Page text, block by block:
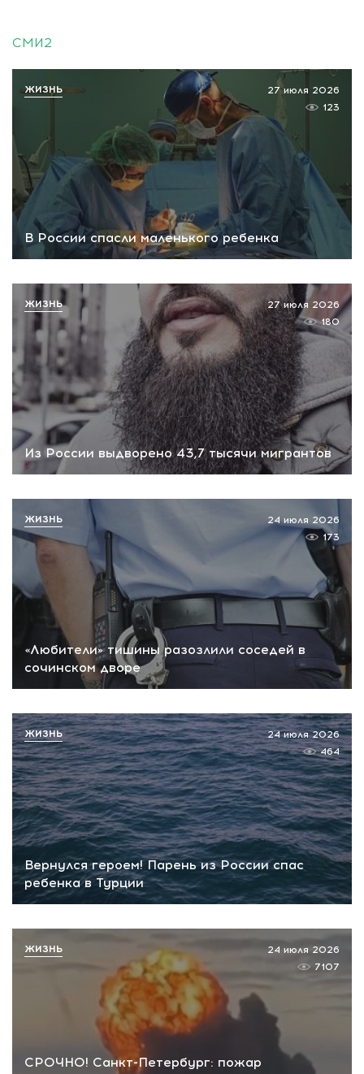
СМИ2
В России спасли маленького ребенка
27 июля 2026
123
ЖИЗНЬ
Из России выдворено 43,7 тысячи мигрантов
27 июля 2026
180
ЖИЗНЬ
«Любители» тишины разозлили соседей в
сочинском дворе
24 июля 2026
173
ЖИЗНЬ
Вернулся героем! Парень из России спас
ребенка в Турции
24 июля 2026
464
ЖИЗНЬ
СРОЧНО! Санкт-Петербург: пожар
24 июля 2026
7107
ЖИЗНЬ